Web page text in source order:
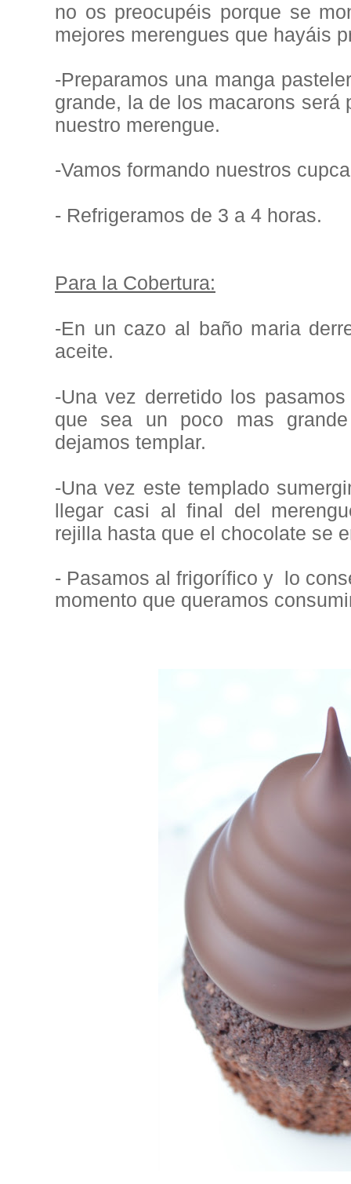
no os preocupéis porque se
mejores merengues que hayáis
-Preparamos una manga
grande, la de los macarons será
nuestro merengue.
-Vamos formando nuestros
- Refrigeramos de 3 a 4 horas.
Para la Cobertura:
-En un cazo al baño maria
aceite.
-Una vez derretido los
que sea un poco mas
dejamos templar.
-Una vez este templado
llegar casi al final del
rejilla hasta que el chocolate se
- Pasamos al frigorífico y lo
momento que queramos